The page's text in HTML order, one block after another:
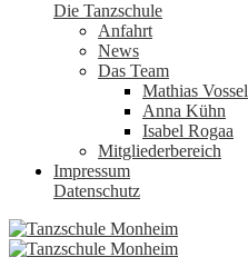
Die Tanzschule
Anfahrt
News
Das Team
Mathias Vossel
Anna Kühn
Isabel Rogaa
Mitgliederbereich
Impressum
Datenschutz